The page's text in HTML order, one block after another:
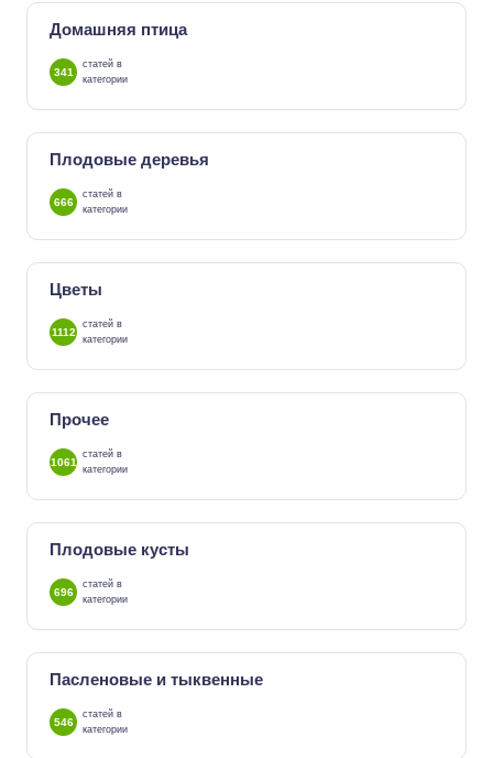
Домашняя птица
341
статей в
категории
Плодовые деревья
666
статей в
категории
Цветы
1112
статей в
категории
Прочее
1061
статей в
категории
Плодовые кусты
696
статей в
категории
Пасленовые и тыквенные
546
статей в
категории